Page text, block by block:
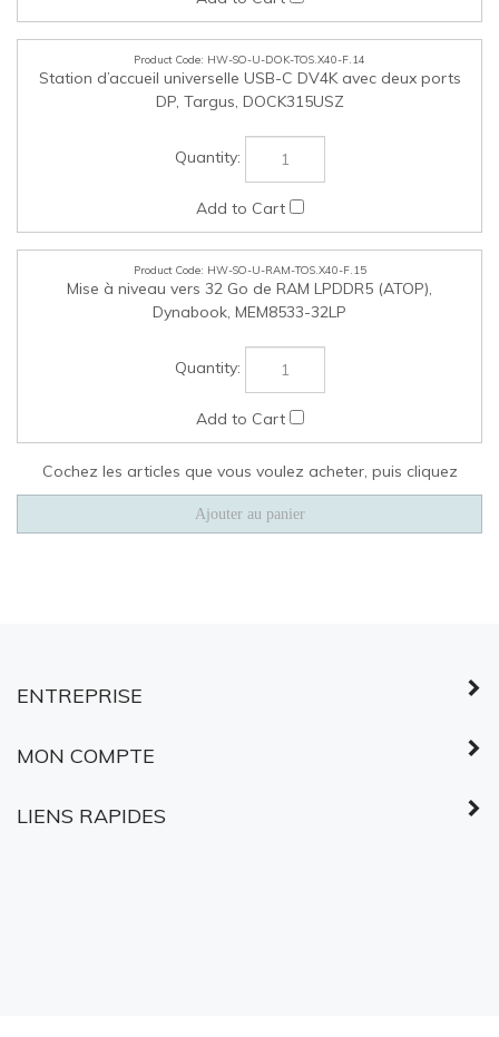
LIENS RAPIDES
©2026Services partagés Canada.